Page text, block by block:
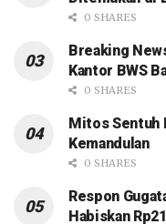
0 SHARES
Breaking
Kantor BWS
0 SHARES
Mitos Sentuh
Kemandulan
0 SHARES
Respon
Habiskan